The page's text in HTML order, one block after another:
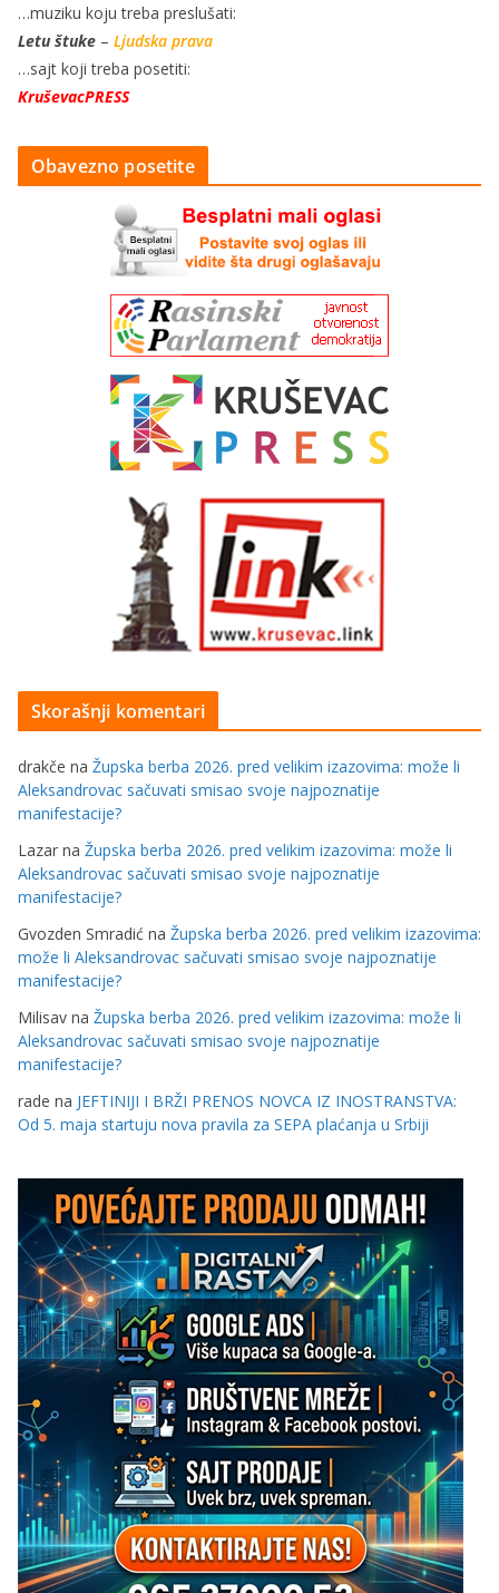
…muziku koju treba preslušati:
Letu štuke – Ljudska prava
…sajt koji treba posetiti:
KruševacPRESS
Obavezno posetite
Skorašnji komentari
drakče na Župska berba 2026. pred velikim izazovima: može li
Aleksandrovac sačuvati smisao svoje najpoznatije
manifestacije?
Lazar na Župska berba 2026. pred velikim izazovima: može li
Aleksandrovac sačuvati smisao svoje najpoznatije
manifestacije?
Gvozden Smradić na Župska berba 2026. pred velikim izazovima:
može li Aleksandrovac sačuvati smisao svoje najpoznatije
manifestacije?
Milisav na Župska berba 2026. pred velikim izazovima: može li
Aleksandrovac sačuvati smisao svoje najpoznatije
manifestacije?
rade na JEFTINIJI I BRŽI PRENOS NOVCA IZ INOSTRANSTVA:
Od 5. maja startuju nova pravila za SEPA plaćanja u Srbiji